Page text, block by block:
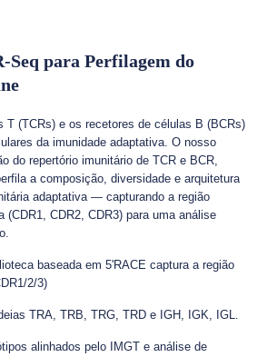
Seq para Perfilagem do
T (TCRs) e os recetores de células B (BCRs)
da imunidade adaptativa. O nosso
do repertório imunitário de TCR e BCR,
a composição, diversidade e arquitetura
adaptativa — capturando a região
(CDR1, CDR2, CDR3) para uma análise
baseada em 5'RACE captura a região
2/3)
TRA, TRB, TRG, TRD e IGH, IGK, IGL.
alinhados pelo IMGT e análise de